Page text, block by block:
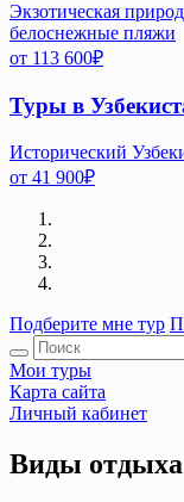
Экзотическая
белоснежные пляжи
от 113 600₽
Туры в
Исторический
от 41 900₽
Подберите мне тур
Мои туры
Карта сайта
Личный кабинет
Виды отдыха